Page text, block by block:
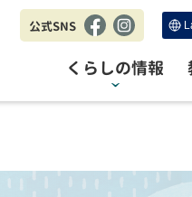
公式SNS
Fac
eb
oo
Ins
tag
ra
m
くらしの情報